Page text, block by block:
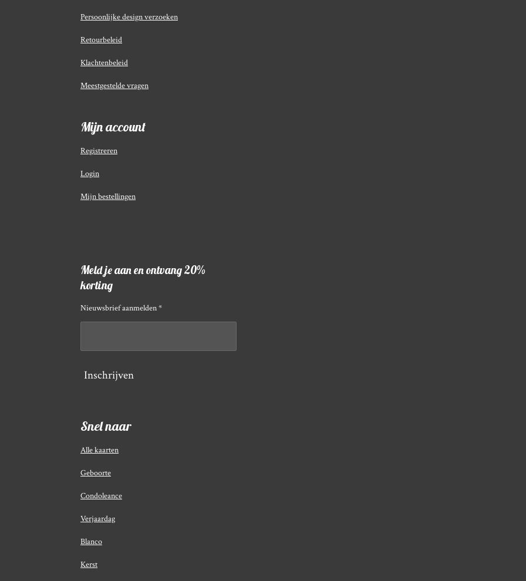
Persoonlijke design verzoeken
Retourbeleid
Klachtenbeleid
Meestgestelde vragen
Mijn account
Registreren
Login
Mijn bestellingen
Meld je aan en ontvang 20%
korting
Nieuwsbrief aanmelden *
Inschrijven
Snel naar
Alle kaarten
Geboorte
Condoleance
Verjaardag
Blanco
Kerst